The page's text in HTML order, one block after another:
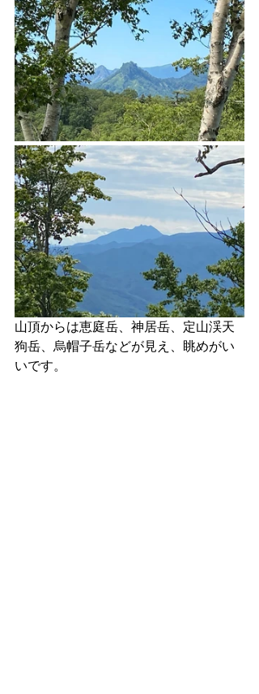
山頂からは恵庭岳、神居岳、定山渓天
狗岳、烏帽子岳などが見え、眺めがい
いです。